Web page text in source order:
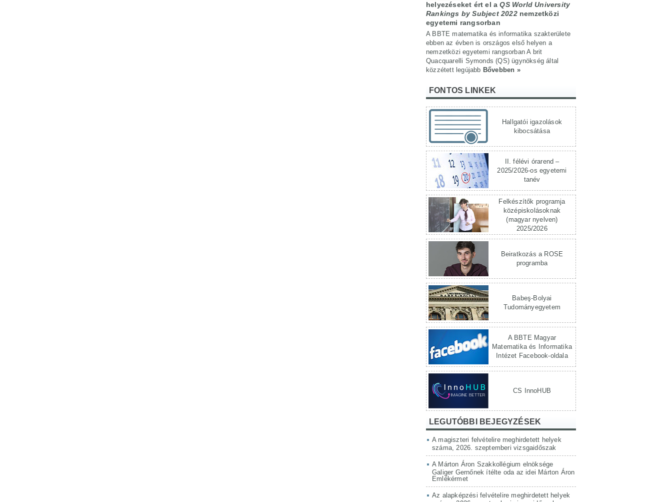
helyezéseket ért el aQS World University
Rankings by Subject 2022nemzetközi
egyetemi rangsorban
A BBTE matematika és informatika szakterülete
ebben az évben is országos első helyen a
nemzetközi egyetemi rangsorban A brit
Quacquarelli Symonds (QS) ügynökség által
közzétett legújabb Bővebben »
FONTOS LINKEK
Hallgatói igazolások
kibocsátása
II. félévi órarend –
2025/2026-os egyetemi
tanév
Felkészítők programja
középiskolásoknak
(magyar nyelven)
2025/2026
Beiratkozás a ROSE
programba
Babeş-Bolyai
Tudományegyetem
A BBTE Magyar
Matematika és Informatika
Intézet Facebook-oldala
CS InnoHUB
LEGUTÓBBI BEJEGYZÉSEK
A magiszteri felvételire meghirdetett helyek
száma, 2026. szeptemberi vizsgaidőszak
A Márton Áron Szakkollégium elnöksége
Galiger Gernőnek ítélte oda az idei Márton Áron
Emlékérmet
Az alapképzési felvételire meghirdetett helyek